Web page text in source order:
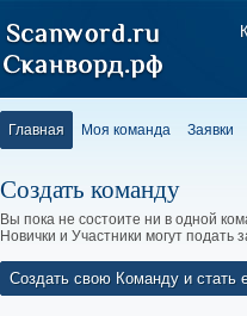
Главная Моя команда Заявки
Создать команду
Вы пока не состоите ни в одной
Новички и Участники могут
Создать свою Команду и стать